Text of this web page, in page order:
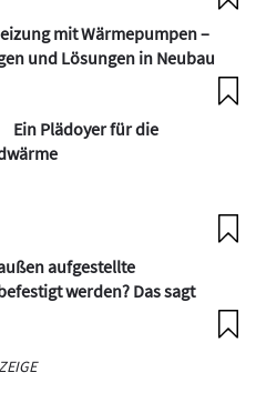
mit Wärmepumpen –
und Lösungen in Neubau
Ein Plädoyer für die
aufgestellte
werden? Das sagt